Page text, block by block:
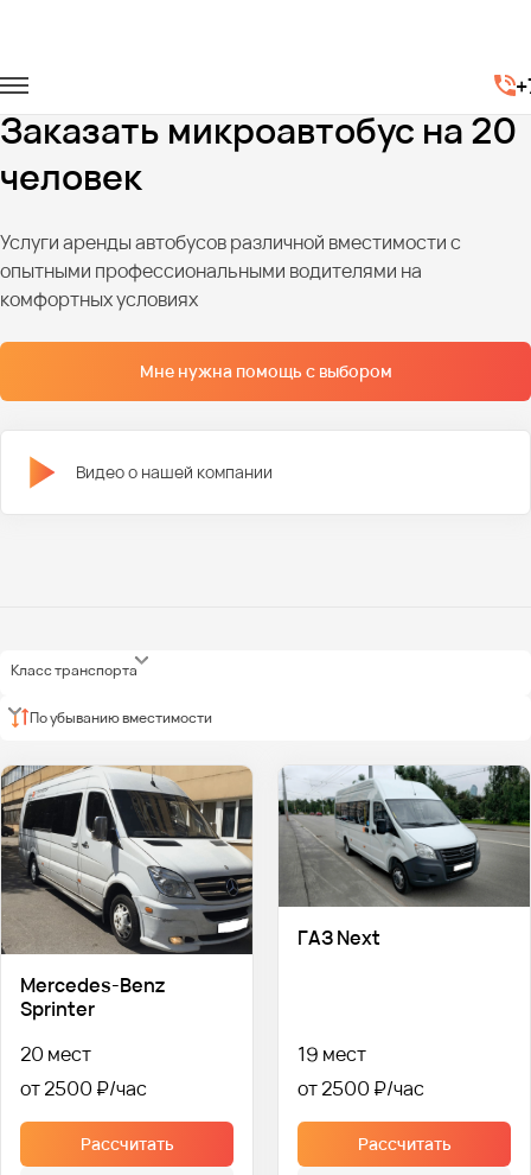
Микроавтобусы на 20 мест
Заказать микроавтобус на 20
человек
Услуги аренды автобусов различной вместимости с
опытными профессиональными водителями на
комфортных условиях
Мне нужна помощь с выбором
Видео о нашей компании
Класс транспорта
По убыванию вместимости
Mercedes-Benz
Sprinter
20 мест
от 2500 ₽
Рассчитать
ГАЗ Next
19 мест
от 2500 ₽
Рассчитать